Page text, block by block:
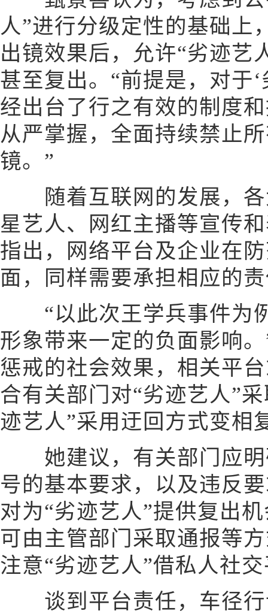
人”进行分级定性的基础上
出镜效果后，允许“劣迹艺
甚至复出。“前提是，对于
经出台了行之有效的制度
从严掌握，全面持续禁止
镜。”
随着互联网的发展，各
星艺人、网红主播等宣传
指出，网络平台及企业在
面，同样需要承担相应的
“以此次王学兵事件为
形象带来一定的负面影响
惩戒的社会效果，相关平
合有关部门对“劣迹艺人”
迹艺人”采用迂回方式变相
她建议，有关部门应明
号的基本要求，以及违反
对为“劣迹艺人”提供复出
可由主管部门采取通报等
注意“劣迹艺人”借私人社
谈到平台责任，车径行